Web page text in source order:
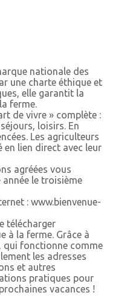
nationale des
une charte éthique et
elle garantit la
ferme.
de vivre » complète :
loisirs. En
Les agriculteurs
lien direct avec leur
agréées vous
le troisième
: www.bienvenue-
télécharger
à la ferme. Grâce à
qui fonctionne comme
les adresses
et autres
pratiques pour
vacances !